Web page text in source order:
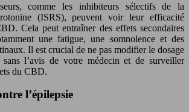
comme les inhibiteurs sélectifs de la
(ISRS), peuvent voir leur efficacité
Cela peut entraîner des effets secondaires
une fatigue, une somnolence et des
Il est crucial de ne pas modifier le dosage
sans l’avis de votre médecin et de surveiller
du CBD.
l’épilepsie